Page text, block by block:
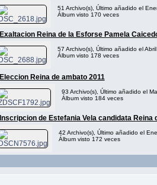
51 Archivo(s), Último añadido el
Álbum visto 170 veces
Exaltacion Reina de la Esforse Pamela
57 Archivo(s), Último añadido el
Álbum visto 178 veces
Eleccion Reina de ambato 2011
93 Archivo(s), Último añadido el
Álbum visto 184 veces
Inscripcion de Estefania Vela candidata Reina
42 Archivo(s), Último añadido el
Álbum visto 172 veces